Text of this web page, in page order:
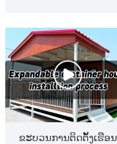
ຂະບວນການຕິດຕັ້ງເຮືອນ